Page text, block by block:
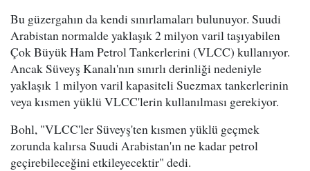
Bu güzergahın da kendi sınırlamaları bulunuyor. Suudi
Arabistan normalde yaklaşık 2 milyon varil taşıyabilen
Çok Büyük Ham Petrol Tankerlerini (VLCC) kullanıyor.
Ancak Süveyş Kanalı'nın sınırlı derinliği nedeniyle
yaklaşık 1 milyon varil kapasiteli Suezmax tankerlerinin
veya kısmen yüklü VLCC'lerin kullanılması gerekiyor.
Bohl, "VLCC'ler Süveyş'ten kısmen yüklü geçmek
zorunda kalırsa Suudi Arabistan'ın ne kadar petrol
geçirebileceğini etkileyecektir" dedi.